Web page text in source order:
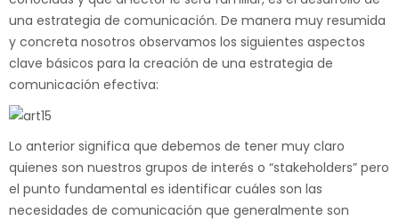
una estrategia de comunicación. De manera muy resumida
y concreta nosotros observamos los siguientes aspectos
clave básicos para la creación de una estrategia de
comunicación efectiva:
Lo anterior significa que debemos de tener muy claro
quienes son nuestros grupos de interés o “stakeholders” pero
el punto fundamental es identificar cuáles son las
necesidades de comunicación que generalmente son